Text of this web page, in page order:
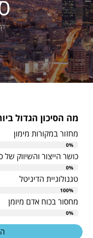
מה הסיכון הגדול
מחזור במקורות מימון
0%
כושר הייצור והשיווק של
0%
טגנולוגיית הדיגיטל
100%
מחסור בכוח אדם מיומן
0%